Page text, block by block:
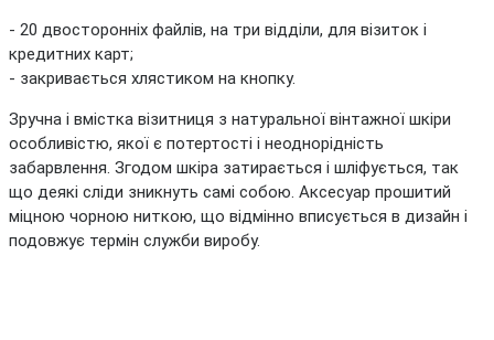
- 20 двосторонніх файлів, на три відділи, для візиток і
кредитних карт;
- закривається хлястиком на кнопку.
Зручна і вмістка візитниця з натуральної вінтажної шкіри
особливістю, якої є потертості і неоднорідність
забарвлення. Згодом шкіра затирається і шліфується, так
що деякі сліди зникнуть самі собою. Аксесуар прошитий
міцною чорною ниткою, що відмінно вписується в дизайн і
подовжує термін служби виробу.